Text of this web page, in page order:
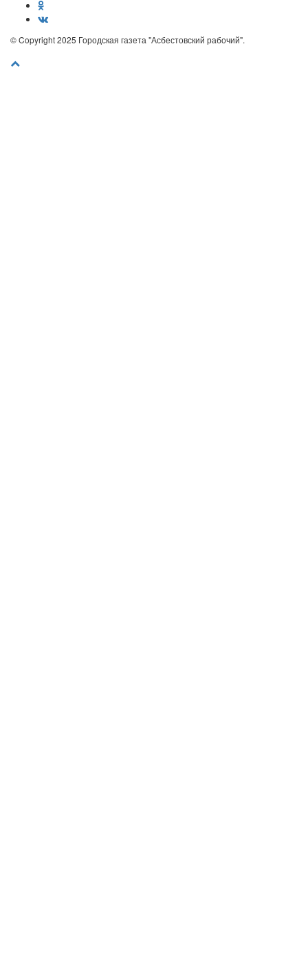
© Copyright 2025 Городская газета "Асбестовский рабочий".